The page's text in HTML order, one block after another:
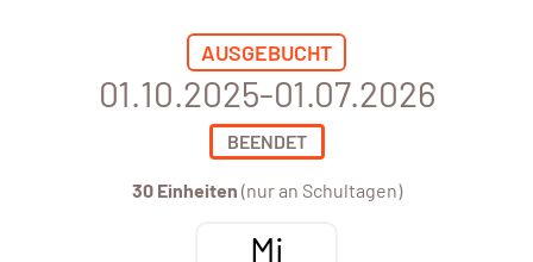
AUSGEBUCHT
01.10.2025-01.07.2026
BEENDET
30 Einheiten (nur an Schultagen)
Mi